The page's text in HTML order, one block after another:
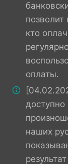
кто
оплаты.
доступно
наших